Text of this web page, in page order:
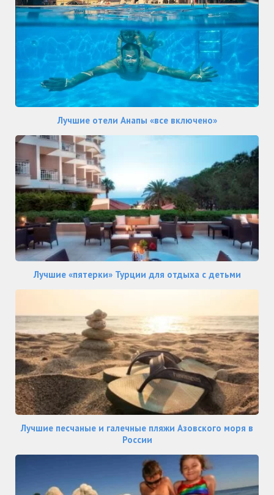
Лучшие отели Анапы «все включено»
Лучшие «пятерки» Турции для отдыха с детьми
Лучшие песчаные и галечные пляжи Азовского моря в
России